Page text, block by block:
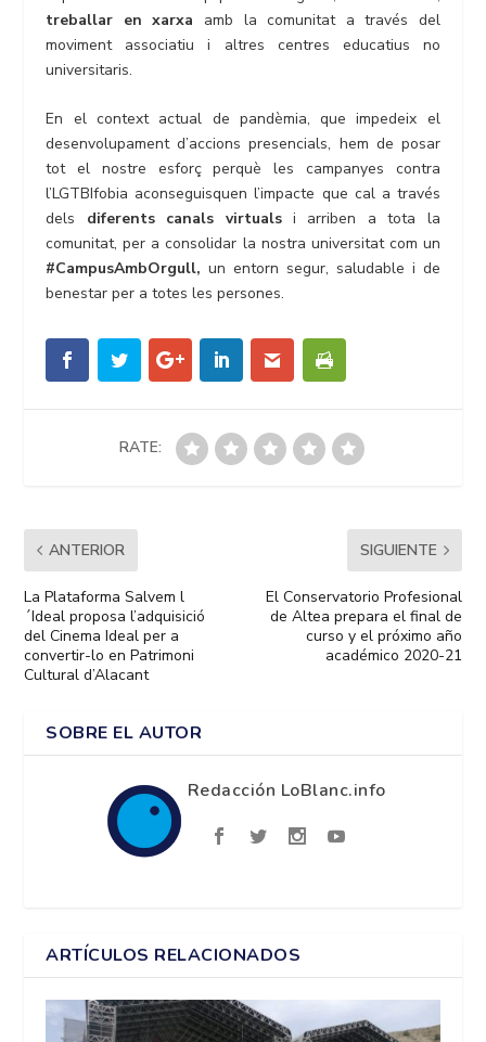
treballar en xarxa amb la comunitat a través del
moviment associatiu i altres centres educatius no
universitaris.
En el context actual de pandèmia, que impedeix el
desenvolupament d’accions presencials, hem de posar
tot el nostre esforç perquè les campanyes contra
l’LGTBIfobia aconseguisquen l’impacte que cal a través
dels diferents canals virtualsi arriben a tota la
comunitat, per a consolidar la nostra universitat com un
#CampusAmbOrgull, un entorn segur, saludable i de
benestar per a totes les persones.
RATE:
ANTERIOR
La Plataforma Salvem l
´Ideal proposa l’adquisició
del Cinema Ideal per a
convertir-lo en Patrimoni
Cultural d’Alacant
SIGUIENTE
El Conservatorio Profesional
de Altea prepara el final de
curso y el próximo año
académico 2020-21
SOBRE EL AUTOR
Redacción LoBlanc.info
ARTÍCULOS RELACIONADOS